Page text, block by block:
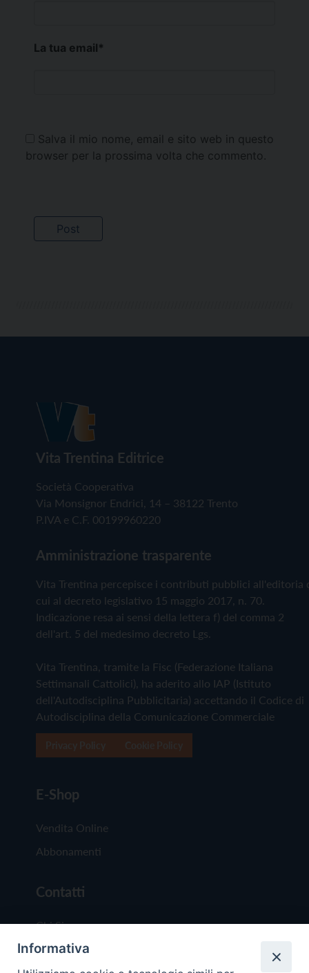
La tua email*
Salva il mio nome, email e sito web in questo
browser per la prossima volta che commento.
Vita Trentina Editrice
Società Cooperativa
Via Monsignor Endrici, 14 – 38122 Trento
P.IVA e C.F. 00199960220
Amministrazione trasparente
Vita Trentina percepisce i contributi pubblici all'editoria
cui al decreto legislativo 15 maggio 2017, n. 70.
Indicazione resa ai sensi della lettera f) del comma 2
dell'art. 5 del medesimo decreto Lgs.
Vita Trentina, tramite la Fisc (Federazione Italiana
Settimanali Cattolici), ha aderito allo IAP (Istituto
dell'Autodisciplina Pubblicitaria) accettando il Codice di
Autodisciplina della Comunicazione Commerciale
E-Shop
Vendita Online
Abbonamenti
Contatti
Chi Siamo
Redazione
Informativa